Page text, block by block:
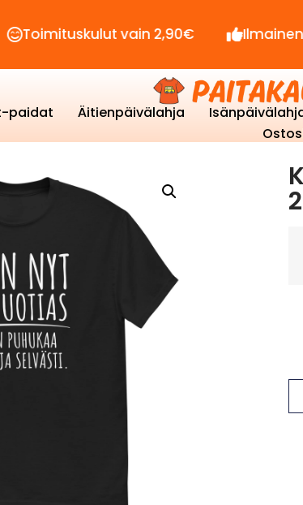
vain 2,90€ Ilmainen toimitus
paidat Äitienpäivälahja